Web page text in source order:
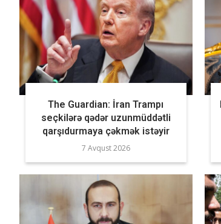
The Guardian: İran Trampı
seçkilərə qədər uzunmüddətli
qarşıdurmaya çəkmək istəyir
7 Avqust 2026